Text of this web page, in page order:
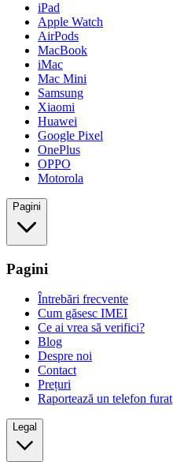
iPad
Apple Watch
AirPods
MacBook
iMac
Mac Mini
Samsung
Xiaomi
Huawei
Google Pixel
OnePlus
OPPO
Motorola
Pagini
Pagini
Întrebări frecvente
Cum găsesc IMEI
Ce ai vrea să verifici?
Blog
Despre noi
Contact
Prețuri
Raportează un telefon furat
Legal